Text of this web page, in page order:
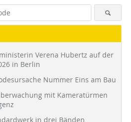
Verena Hubertz auf der
in Berlin
Nummer Eins am Bau
mit Kameratürmen
in drei Bänden